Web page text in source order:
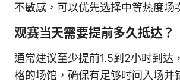
不敏感，可以优先选择中等热度场
观赛当天需要提前多久抵达？
通常建议至少提前1.5到2小时到达
格的场馆，确保有足够时间入场并